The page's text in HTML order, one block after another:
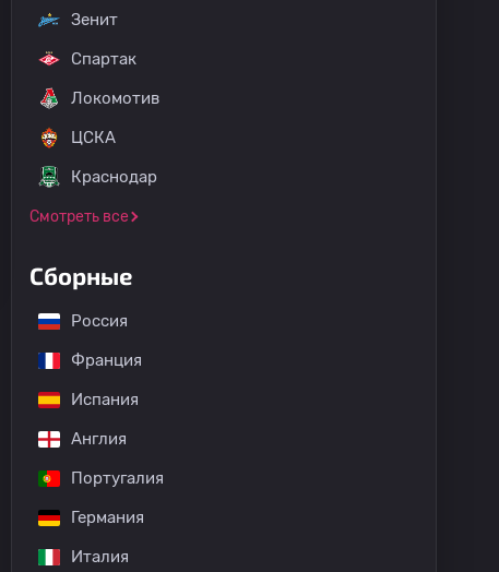
матчей
Зенит
Спартак
Локомотив
ЦСКА
Краснодар
Смотреть все
Сборные
Россия
Франция
Испания
Англия
Португалия
Германия
Италия